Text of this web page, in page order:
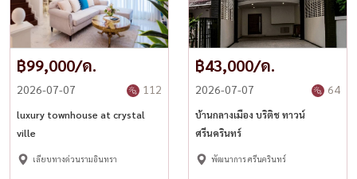
฿99,000/ด.
2026-07-07 112
luxury townhouse at crystal
ville
เลียบทางด่วนรามอินทรา
฿43,000/ด.
2026-07-07 64
บ้านกลางเมือง บริติช ทาวน์
ศรีนครินทร์
พัฒนาการ ศรีนครินทร์